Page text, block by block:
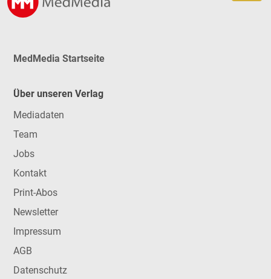
MedMedia Startseite
Über unseren Verlag
Mediadaten
Team
Jobs
Kontakt
Print-Abos
Newsletter
Impressum
AGB
Datenschutz